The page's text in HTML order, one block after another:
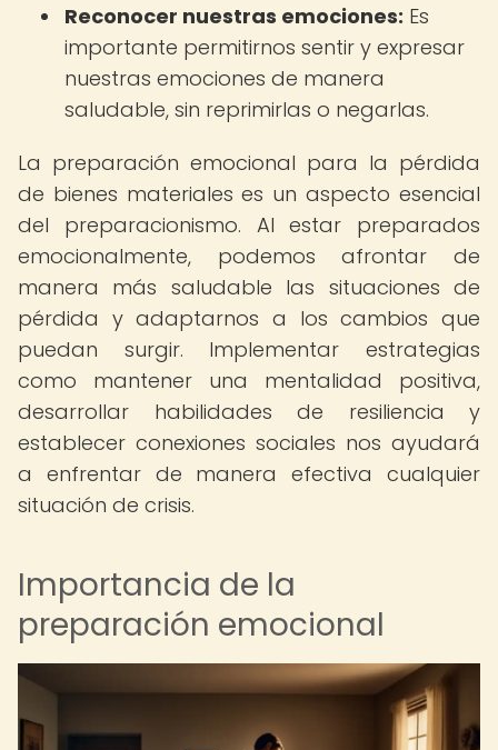
Reconocer nuestras emociones: Es
importante permitirnos sentir y expresar
nuestras emociones de manera
saludable, sin reprimirlas o negarlas.
La preparación emocional para la pérdida
de bienes materiales es un aspecto esencial
del preparacionismo. Al estar preparados
emocionalmente, podemos afrontar de
manera más saludable las situaciones de
pérdida y adaptarnos a los cambios que
puedan surgir. Implementar estrategias
como mantener una mentalidad positiva,
desarrollar habilidades de resiliencia y
establecer conexiones sociales nos ayudará
a enfrentar de manera efectiva cualquier
situación de crisis.
Importancia de la
preparación emocional